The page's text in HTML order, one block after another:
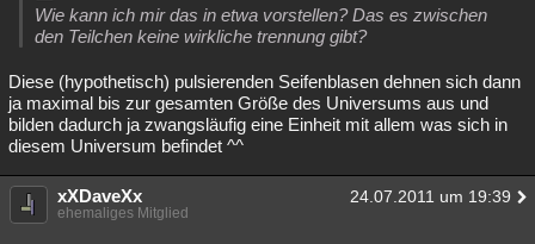
Wie kann ich mir das in etwa vorstellen? Das es zwischen
den Teilchen keine wirkliche trennung gibt?
Diese (hypothetisch) pulsierenden Seifenblasen dehnen sich dann
ja maximal bis zur gesamten Größe des Universums aus und
bilden dadurch ja zwangsläufig eine Einheit mit allem was sich in
diesem Universum befindet ^^
xXDaveXx 24.07.2011 um 19:39
ehemaliges Mitglied